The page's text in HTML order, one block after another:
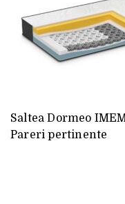
Saltea Dormeo
Pareri pertinente